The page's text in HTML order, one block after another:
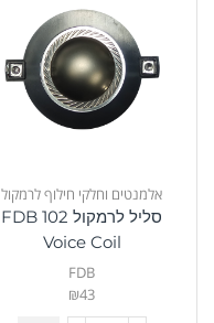
אלמנטים וחלקי חילוף לרמקול
סליל לרמקול FDB 102
Voice Coil
FDB
₪43